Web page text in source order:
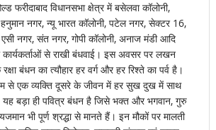
विधानसभा क्षेत्र में बसेलवा कॉलोनी,
नगर, न्यू भारत कॉलोनी, पटेल नगर, सेक्टर 16,
नगर, संत नगर, गोपी कॉलोनी, अनाज मंडी आदि
कार्यकर्ताओं से राखी बंधवाई। इस अवसर पर लखन
बंधन का त्यौहार हर वर्ग और हर रिश्ते का पर्व है।
से एक व्यक्ति दूसरे के जीवन में हर सुख दुख में साथ
यह बड़ा ही पवित्र बंधन है जिसे भक्त और भगवान, गुरु
भी पूर्ण श्रद्धा से मानते हैं। इन मौकों पर मालती